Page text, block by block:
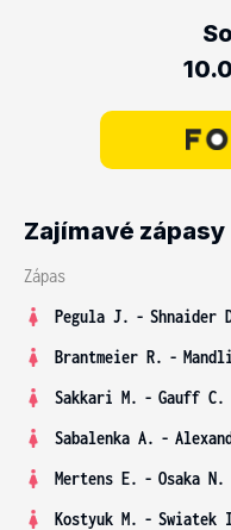
Zajímavé zápasy
Zápas
Pegula J. - Shnaider
Brantmeier R. -
Sakkari M. - Gauff C.
Sabalenka A. -
Mertens E. - Osaka N.
Kostyuk M. - Swiatek